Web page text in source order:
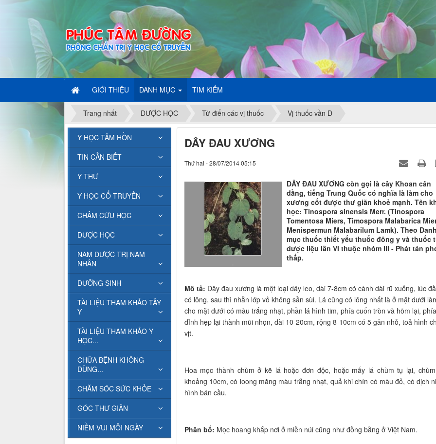
GIỚI THIỆU DANH MỤC TIM KIẾM
Trang nhất DƯỢC HỌC Từ điển các vị thuốc Vị thuốc vần D
DÂY ĐAU XƯƠNG
Thứ hai - 28/07/2014 05:15
.
DÂY ĐAU XƯƠNG còn gọi là cây Khoan cân
đằng, tiếng Trung Quốc có nghĩa là làm cho
xương cốt được thư giãn khoẻ mạnh. Tên
học: Tinospora sinensis Merr. (Tinospora
Tomentosa Miers, Timospora Malabarica
Menispermun Malabarilum Lamk). Theo Danh
mục thuốc thiết yếu thuốc đông y và thuốc
dược liệu lần VI thuộc nhóm III - Phát tán
thấp.
Mô tả: Dây đau xương là một loại dây leo, dài 7-8cm có cành dài rũ xuống, lúc
có lông, sau thì nhẵn lớp vỏ không sần sùi. Lá cũng có lông nhất là ở mặt dưới
cho mặt dưới có màu trắng nhạt, phần lá hình tim, phía cuốn tròn và hõm lại, phía
đỉnh hẹp lại thành mũi nhọn, dài 10-20cm, rộng 8-10cm có 5 gân nhỏ, toả hình
vịt.
Hoa mọc thành chùm ở kẽ lá hoặc đơn độc, hoặc mấy lá chùm tụ lại,
khoảng 10cm, có loong măng màu trắng nhạt, quả khi chín có màu đỏ, có dịch
hình bán cầu.
Phân bố: Mọc hoang khắp nơi ở miền núi cũng như đồng bằng ở Việt Nam.
Y HỌC TÂM HỒN
TIN CẦN BIẾT
Y THƯ
Y HỌC CỔ TRUYỀN
CHÂM CỨU HỌC
DƯỢC HỌC
NAM DƯỢC TRỊ NAM
NHÂN
DƯỠNG SINH
TÀI LIỆU THAM KHẢO TÂY
Y
TÀI LIỆU THAM KHẢO Y
HỌC...
CHỮA BỆNH KHÔNG
DÙNG...
CHĂM SÓC SỨC KHỎE
GÓC THƯ GIÃN
NIỀM VUI MỖI NGÀY